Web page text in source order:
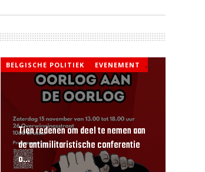
BELGISCHE POLITIEK ,
EVENEMENT
Tien redenen om deel te nemen aan
de antimilitaristische conferentie
o...